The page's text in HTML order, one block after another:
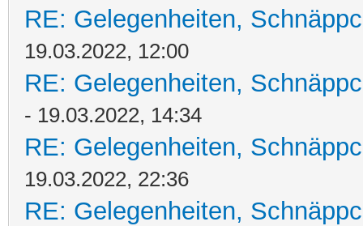
RE: Gelegenheiten,
19.03.2022, 12:00
RE: Gelegenheiten,
- 19.03.2022, 14:34
RE: Gelegenheiten,
19.03.2022, 22:36
RE: Gelegenheiten,